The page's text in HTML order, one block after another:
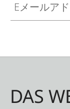
DAS